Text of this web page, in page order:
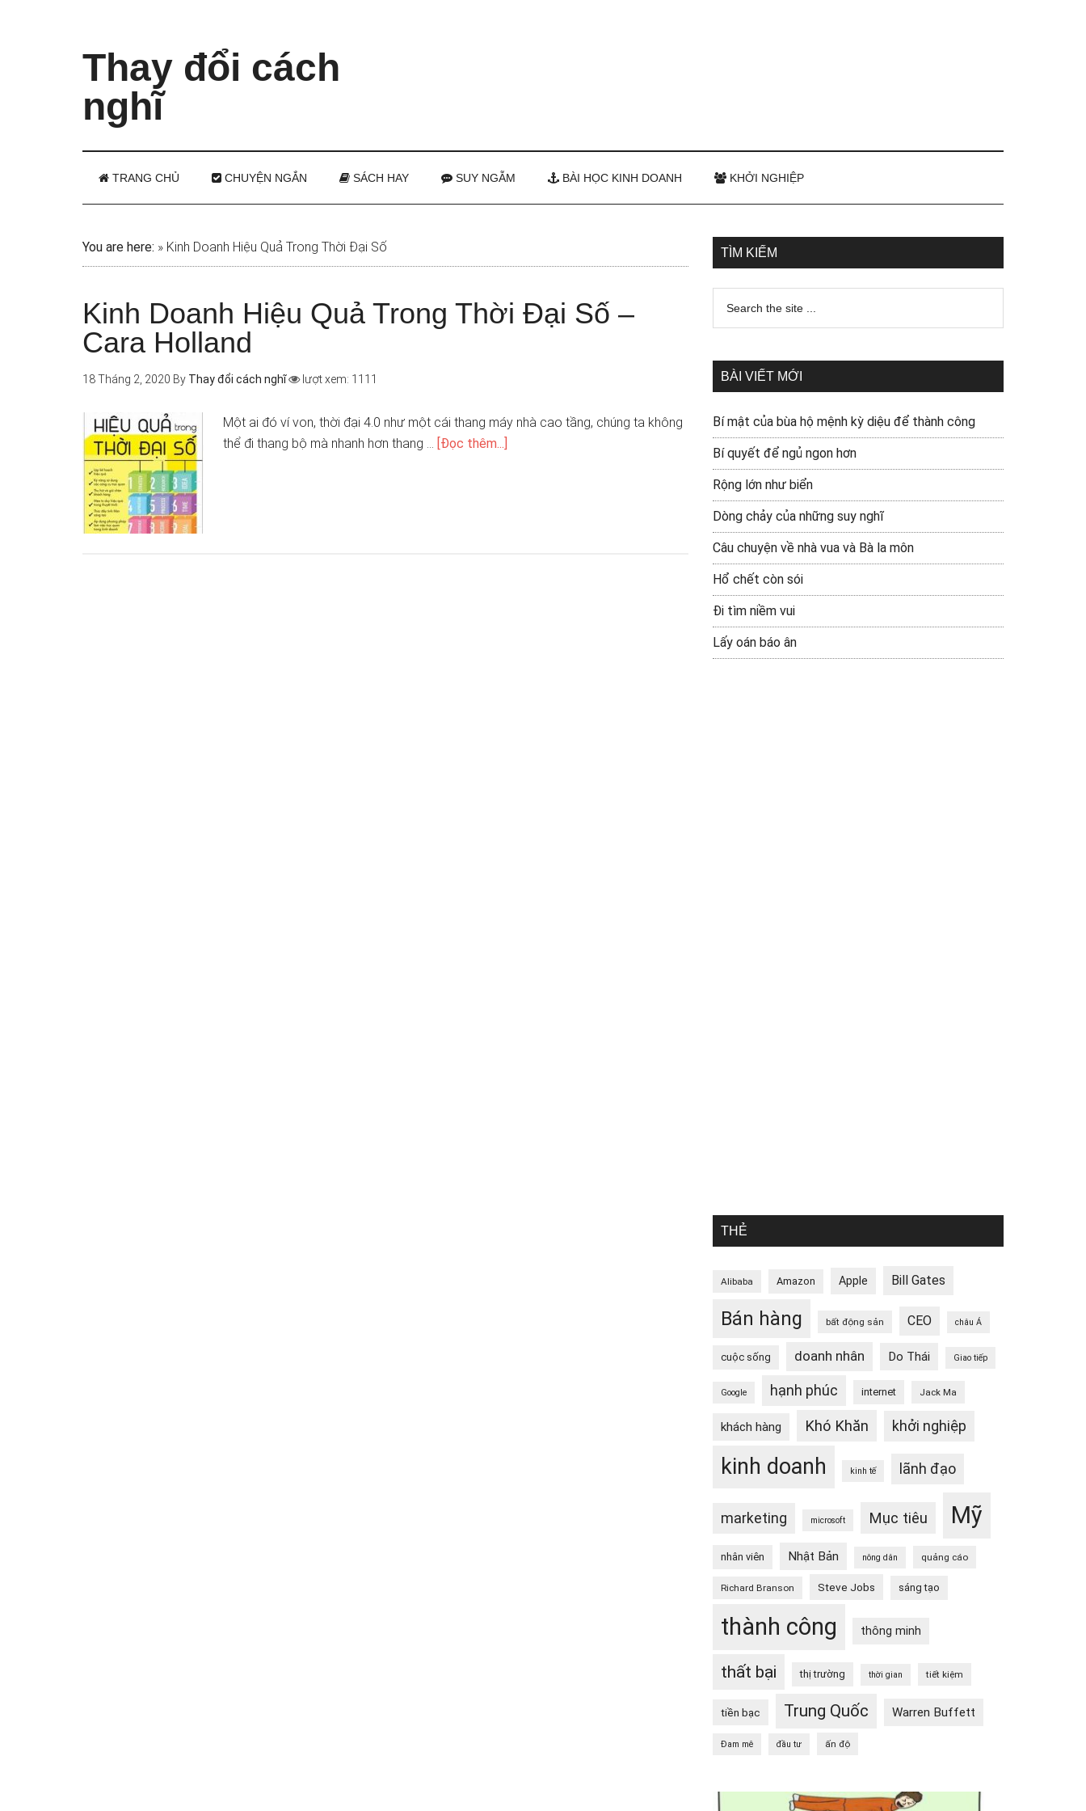
Thay đổi cách
nghĩ
TRANG CHỦ CHUYỆN NGẮN SÁCH HAY SUY NGẪM BÀI HỌC KINH DOANH KHỞI NGHIỆP
You are here: » Kinh Doanh Hiệu Quả Trong Thời Đại Số
Kinh Doanh Hiệu Quả Trong Thời Đại Số –
Cara Holland
18 Tháng 2, 2020 By Thay đổi cách nghĩ lượt xem: 1111
Một ai đó ví von, thời đại 4.0 như một cái thang máy nhà cao tầng, chúng ta không
thể đi thang bộ mà nhanh hơn thang … [Đọc thêm...]
TÌM KIẾM
BÀI VIẾT MỚI
Bí mật của bùa hộ mệnh kỳ diệu để thành công
Bí quyết để ngủ ngon hơn
Rộng lớn như biển
Dòng chảy của những suy nghĩ
Câu chuyện về nhà vua và Bà la môn
Hổ chết còn sói
Đi tìm niềm vui
Lấy oán báo ân
THẺ
Alibaba Amazon Apple Bill Gates
Bán hàng bất động sản CEO châu Á
cuộc sống doanh nhân Do Thái Giao tiếp
Google hạnh phúc internet Jack Ma
khách hàng Khó Khăn khởi nghiệp
kinh doanh kinh tế lãnh đạo
marketing microsoft Mục tiêu Mỹ
nhân viên Nhật Bản nông dân quảng cáo
Richard Branson Steve Jobs sáng tạo
thành công thông minh
thất bại thị trường thời gian tiết kiệm
tiền bạc Trung Quốc Warren Buffett
Đam mê đầu tư ấn độ